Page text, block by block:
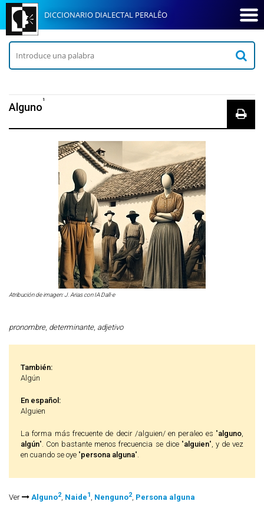
DICCIONARIO DIALECTAL PERALÊO
Alguno
1
Atribución de imagen: J. Arias con IA Dall-e
pronombre, determinante, adjetivo
También:
Algún
En español:
Alguien
La forma más frecuente de decir /alguien/ en peraleo es "alguno,
algún". Con bastante menos frecuencia se dice "alguien", y de vez
en cuando se oye "persona alguna".
Ver Alguno2, Naide1, Nenguno2, Persona alguna